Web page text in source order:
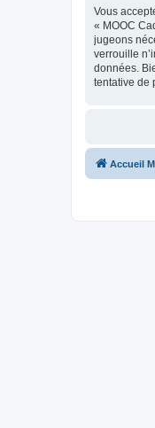
Vous
« MOOC
jugeons
verrouille
données.
tentative de
Accueil